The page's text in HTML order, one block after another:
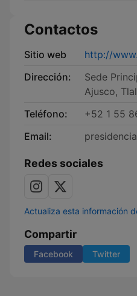
Contactos
Sitio web
http://
Dirección:
Sede
Ajusco,
Teléfono:
+52 1 55
Email:
Redes sociales
Actualiza esta información
Compartir
Facebook Twitter